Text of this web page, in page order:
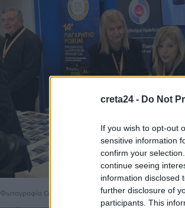
creta24 - Do Not
If you wish to opt-out
sensitive information
confirm your
continue seeing
information disclosed
further disclosure of
participants. This
Φωτογραφία Creta24